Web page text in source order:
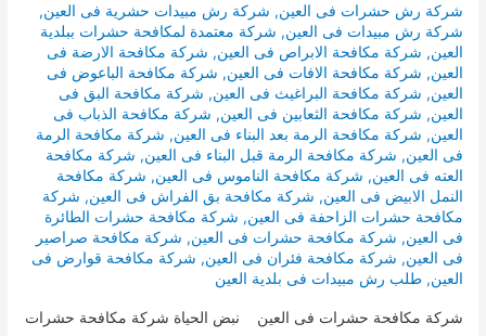
شركة رش حشرات فى العين, شركة رش مبيدات حشرية فى العين,
شركة رش مبيدات فى العين, شركة معتمدة لمكافحة حشرات ببلدية
العين, شركة مكافحة الابراص فى العين, شركة مكافحة الارضة فى
العين, شركة مكافحة الافات فى العين, شركة مكافحة الباعوض فى
العين, شركة مكافحة البراغيث فى العين, شركة مكافحة البق فى
العين, شركة مكافحة الثعابين فى العين, شركة مكافحة الذباب فى
العين, شركة مكافحة الرمة بعد البناء فى العين, شركة مكافحة الرمة
فى العين, شركة مكافحة الرمة قبل البناء فى العين, شركة مكافحة
العته فى العين, شركة مكافحة الناموس فى العين, شركة مكافحة
النمل الابيض فى العين, شركة مكافحة بق الفراش فى العين, شركة
مكافحة حشرات الزاحفة فى العين, شركة مكافحة حشرات الطائرة
فى العين, شركة مكافحة حشرات فى العين, شركة مكافحة صراصير
فى العين, شركة مكافحة فئران فى العين, شركة مكافحة قوارض فى
العين,طلب رش مبيدات فى بلدية العين
شركة مكافحة حشرات فى العين نبض الحياة شركة مكافحة حشرات